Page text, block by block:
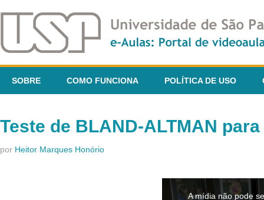
SOBRE COMO FUNCIONA POLÍTICA DE USO
Teste de BLAND-ALTMAN
por Heitor Marques Honório
This
A mídia não pode